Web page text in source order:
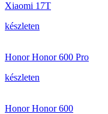
Xiaomi 17T
készleten
Honor Honor 600 Pro
készleten
Honor Honor 600